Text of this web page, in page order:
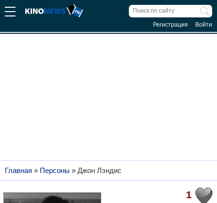
Регистрация Войти
Главная » Персоны » Джон Лэндис
1